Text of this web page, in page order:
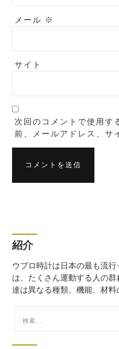
メール ※
サイト
次回のコメントで使用す
前、メールアドレス、サ
紹介
ウブロ時計は日本の最も流
は、たくさん運動する人の
達は異なる種類、機能、材料
索: